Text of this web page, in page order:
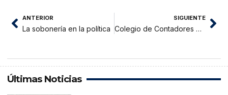
ANTERIOR
La sobonería en la política
SIGUIENTE
Colegio de Contadores Públicos de San Martín inició Tributa 2013 en Tarapoto
Últimas Noticias